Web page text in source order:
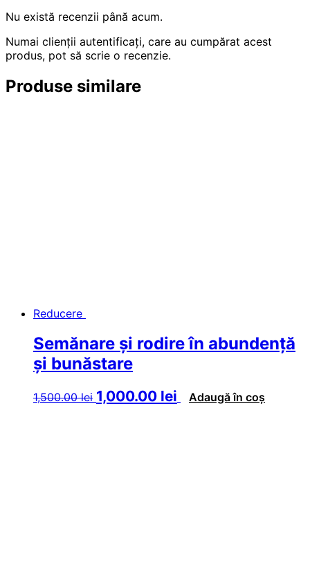
Nu există recenzii până acum.
Numai clienții autentificați, care au cumpărat acest
produs, pot să scrie o recenzie.
Produse similare
Reducere
Semănare şi rodire în abundenţă
şi bunăstare
1,500.00lei Prețul
inițial
1,000.00 lei Prețul
curent
Adaugă în coș